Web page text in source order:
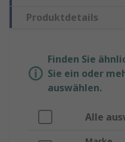
Produktdetails
Finden Sie
Sie ein oder
auswählen.
Alle